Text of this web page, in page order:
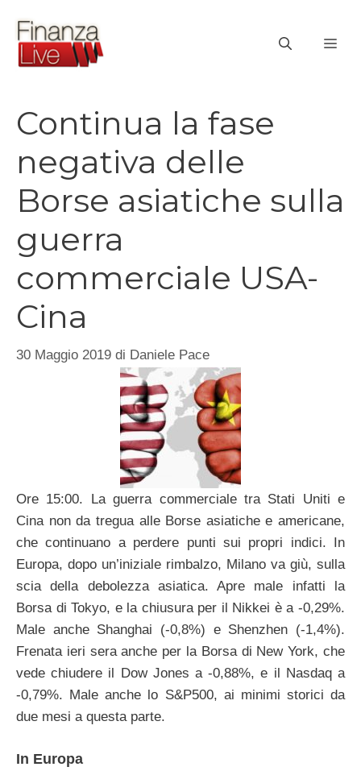
contenuto
Continua la fase
negativa delle
Borse asiatiche sulla
guerra
commerciale USA-
Cina
30 Maggio 2019 di Daniele Pace
Ore 15:00. La guerra commerciale tra Stati Uniti e
Cina non da tregua alle Borse asiatiche e americane,
che continuano a perdere punti sui propri indici. In
Europa, dopo un’iniziale rimbalzo, Milano va giù, sulla
scia della debolezza asiatica. Apre male infatti la
Borsa di Tokyo, e la chiusura per il Nikkei è a -0,29%.
Male anche Shanghai (-0,8%) e Shenzhen (-1,4%).
Frenata ieri sera anche per la Borsa di New York, che
vede chiudere il Dow Jones a -0,88%, e il Nasdaq a
-0,79%. Male anche lo S&P500, ai minimi storici da
due mesi a questa parte.
In Europa